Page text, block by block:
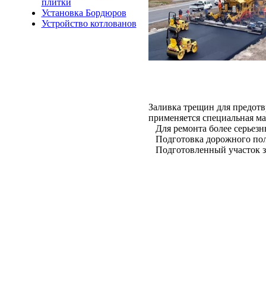
плитки
Установка Бордюров
Устройство котлованов
Заливка трещин для
применяется специальная
Для ремонта более
Подготовка дорожного
Подготовленный участок